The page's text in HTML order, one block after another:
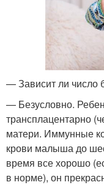
— Зависит ли число
— Безусловно.
трансплацентарно
матери. Иммунные
крови малыша до
время все хорошо
в норме), он